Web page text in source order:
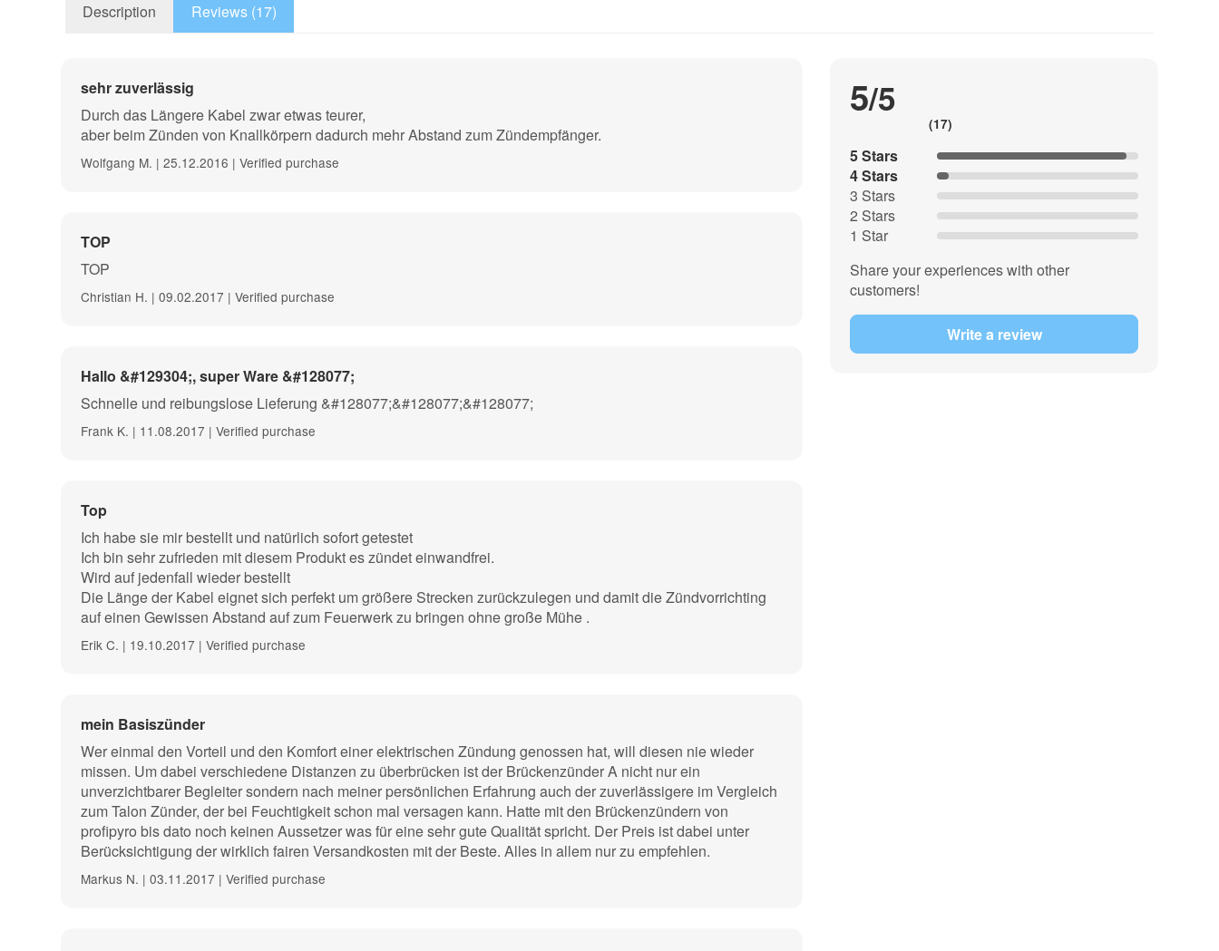
Description Reviews (17)
High-quality bridge igniter type "A" with cap (EZ igniter, electric igniter, bridge igniter)
- Absolutely reliable, even with low ignition; end voltage.
- BAM approval
- Removable cap
Brü resistance: 1.2 ohms
total resistance with cable: 1.8 ohms
Ø ignition head (without cap): approx 3.5 mm, outer diameter of the cap: approx. en suitable. The electric bridge detonators are also used in model building (especially
rocket model building) as well as for shooting with stationary balls. In the shop you will find the cable lengths 0.3 / 1.0 / 3.0 and 5.0 meters. Free from the age of 18. The
5/5
(17)
5 Stars
4 Stars
3 Stars
2 Stars
1 Star
Share your experiences with other
customers!
sehr zuverlässig
Durch das Längere Kabel zwar etwas teurer,
aber beim Zünden von Knallkörpern dadurch mehr Abstand zum Zündempfänger.
Wolfgang M. | 25.12.2016 | Verified purchase
TOP
TOP
Christian H. | 09.02.2017 | Verified purchase
Hallo &#129304;, super Ware &#128077;
Schnelle und reibungslose Lieferung &#128077;&#128077;&#128077;
Frank K. | 11.08.2017 | Verified purchase
Top
Ich habe sie mir bestellt und natürlich sofort getestet
Ich bin sehr zufrieden mit diesem Produkt es zündet einwandfrei.
Wird auf jedenfall wieder bestellt
Die Länge der Kabel eignet sich perfekt um größere Strecken zurückzulegen und damit die Zündvorrichting
auf einen Gewissen Abstand auf zum Feuerwerk zu bringen ohne große Mühe .
Erik C. | 19.10.2017 | Verified purchase
mein Basiszünder
Wer einmal den Vorteil und den Komfort einer elektrischen Zündung genossen hat, will diesen nie wieder
missen. Um dabei verschiedene Distanzen zu überbrücken ist der Brückenzünder A nicht nur ein
unverzichtbarer Begleiter sondern nach meiner persönlichen Erfahrung auch der zuverlässigere im Vergleich
zum Talon Zünder, der bei Feuchtigkeit schon mal versagen kann. Hatte mit den Brückenzündern von
profipyro bis dato noch keinen Aussetzer was für eine sehr gute Qualität spricht. Der Preis ist dabei unter
Berücksichtigung der wirklich fairen Versandkosten mit der Beste. Alles in allem nur zu empfehlen.
Markus N. | 03.11.2017 | Verified purchase